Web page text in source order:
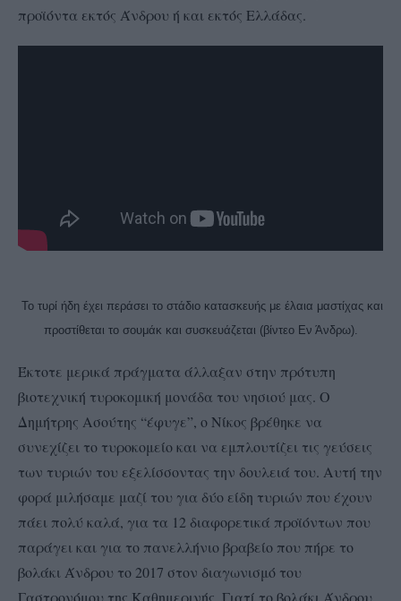
προϊόντα εκτός Άνδρου ή και εκτός Ελλάδας.
Το τυρί ήδη έχει περάσει το στάδιο κατασκευής με έλαια μαστίχας και
προστίθεται το σουμάκ και συσκευάζεται (βίντεο Εν Άνδρω).
Έκτοτε μερικά πράγματα άλλαξαν στην πρότυπη
βιοτεχνική τυροκομική μονάδα του νησιού μας. Ο
Δημήτρης Ασούτης “έφυγε”, ο Νίκος βρέθηκε να
συνεχίζει το τυροκομείο και να εμπλουτίζει τις γεύσεις
των τυριών του εξελίσσοντας την δουλειά του. Αυτή την
φορά μιλήσαμε μαζί του για δύο είδη τυριών που έχουν
πάει πολύ καλά, για τα 12 διαφορετικά προϊόντων που
παράγει και για το πανελλήνιο βραβείο που πήρε το
βολάκι Άνδρου το 2017 στον διαγωνισμό του
Γαστρονόμου της Καθημερινής. Γιατί το βολάκι Άνδρου